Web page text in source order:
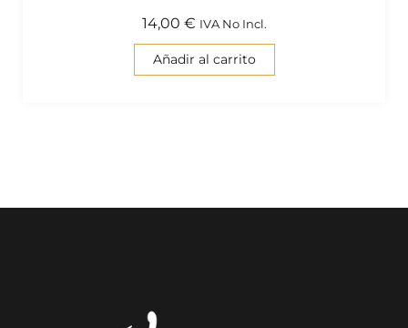
14,00 € IVA No Incl.
Añadir al carrito